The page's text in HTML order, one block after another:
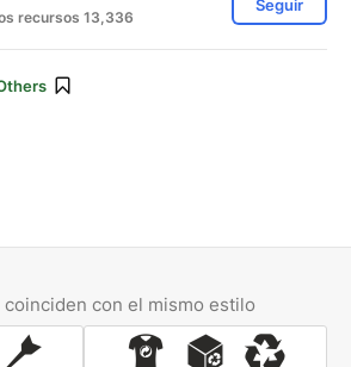
recursos 13,336
Seguir
coinciden con el mismo estilo